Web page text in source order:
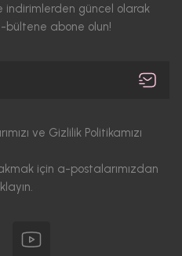
güncel olarak
bültene abone olun!
ve Gizlilik Politikamızı
için a-postalarımızdan